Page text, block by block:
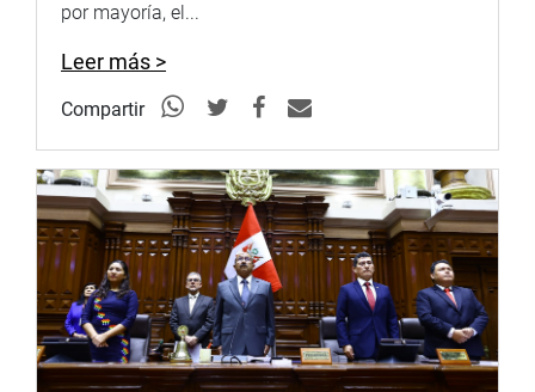
por mayoría, el...
Leer más >
Compartir